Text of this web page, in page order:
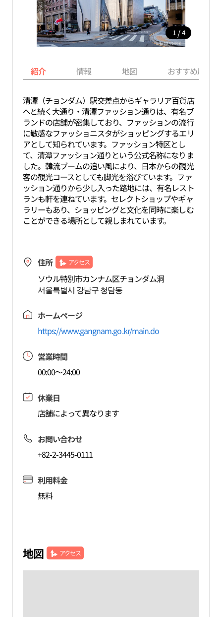
1 / 4
紹介 情報 地図 おすすめ周辺
清潭（チョンダム）駅交差点からギャラリア百貨店
へと続く大通り・清潭ファッション通りは、有名ブ
ランドの店舗が密集しており、ファッションの流行
に敏感なファッショニスタがショッピングするエリ
アとして知られています。ファッション特区とし
て、清潭ファッション通りという公式名称になりま
した。韓流ブームの追い風により、日本からの観光
客の観光コースとしても脚光を浴びています。ファ
ッション通りから少し入った路地には、有名レスト
ランも軒を連ねています。セレクトショップやギャ
ラリーもあり、ショッピングと文化を同時に楽しむ
ことができる場所として親しまれています。
住所 アクセス
ソウル特別市カンナム区チョンダム洞
서울특별시 강남구 청담동
ホームページ
https://www.gangnam.go.kr/main.do
営業時間
00:00～24:00
休業日
店舗によって異なります
お問い合わせ
+82-2-3445-0111
利用料金
無料
地図 アクセス